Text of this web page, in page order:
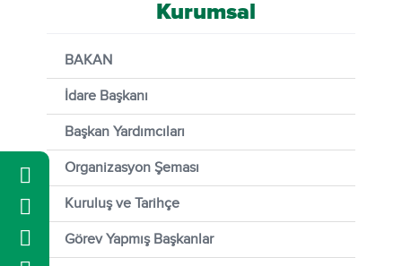
Kurumsal
BAKAN
İdare Başkanı
Başkan Yardımcıları
Organizasyon Şeması
Kuruluş ve Tarihçe
Görev Yapmış Başkanlar